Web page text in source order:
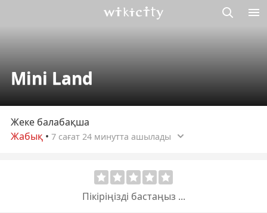
Mini Land
Жеке балабақша
Жабық • 7 сағат 24 минутта ашылады
Пікіріңізді бастаңыз ...